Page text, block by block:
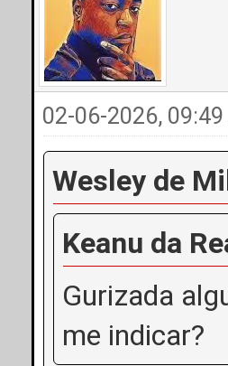
02-06-2026, 09:49
Wesley de
Keanu da
Gurizada
me indicar?